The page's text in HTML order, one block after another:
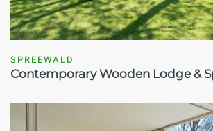
SPREEWALD
Contemporary Wooden Lodge &